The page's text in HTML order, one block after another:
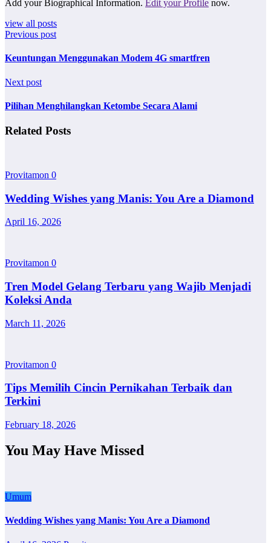
Add your Biographical Information. Edit your Profile now.
view all posts
Previous post
Keuntungan Menggunakan Modem 4G smartfren
Next post
Pilihan Menghilangkan Ketombe Secara Alami
Related Posts
Provitamon 0
Wedding Wishes yang Manis: You Are a Diamond
April 16, 2026
Provitamon 0
Tren Model Gelang Terbaru yang Wajib Menjadi
Koleksi Anda
March 11, 2026
Provitamon 0
Tips Memilih Cincin Pernikahan Terbaik dan
Terkini
February 18, 2026
You May Have Missed
Umum
Wedding Wishes yang Manis: You Are a Diamond